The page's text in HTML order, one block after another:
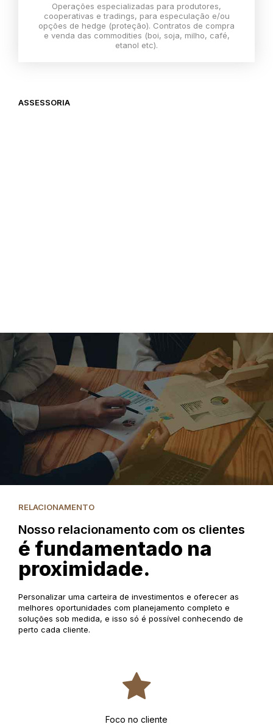
Operações especializadas para produtores,
cooperativas e tradings, para especulação e/ou
opções de hedge (proteção). Contratos de compra
e venda das commodities (boi, soja, milho, café,
etanol etc).
ASSESSORIA
RELACIONAMENTO
Nosso relacionamento com os clientes
é fundamentado na
proximidade.
Personalizar uma carteira de investimentos e oferecer as
melhores oportunidades com planejamento completo e
soluções sob medida, e isso só é possível conhecendo de
perto cada cliente.
Foco no cliente